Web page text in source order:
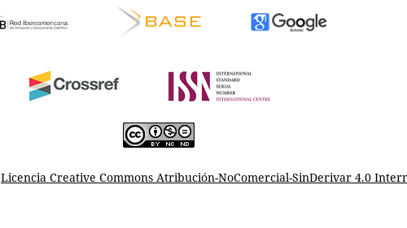
Licencia Creative Commons Atribución-NoComercial-SinDerivar 4.0